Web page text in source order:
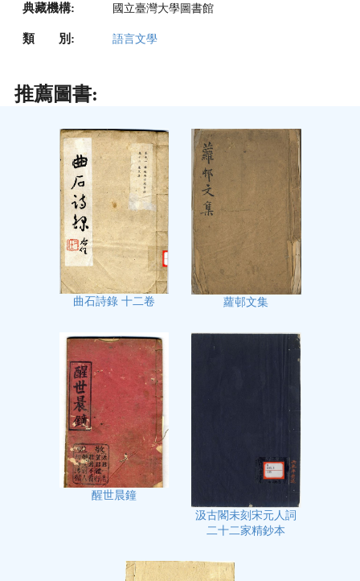
典藏機構: 國立臺灣大學圖書館
類 別: 語言文學
推薦圖書:
曲石詩錄 十二卷 蘿邨文集
醒世晨鐘
汲古閣未刻宋元人詞
二十二家精鈔本